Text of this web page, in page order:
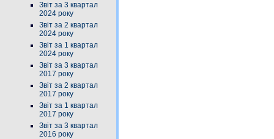
Звіт за 3 квартал
2024 року
Звіт за 2 квартал
2024 року
Звіт за 1 квартал
2024 року
Звіт за 3 квартал
2017 року
Звіт за 2 квартал
2017 року
Звіт за 1 квартал
2017 року
Звіт за 3 квартал
2016 року